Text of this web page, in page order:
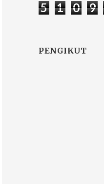
5 1 0 9
PENGIKUT